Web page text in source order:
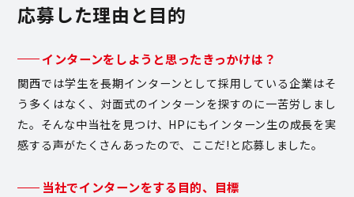
応募した理由と目的
インターンをしようと思ったきっかけは？
関西では学生を長期インターンとして採用している企業はそ
う多くはなく、対面式のインターンを探すのに一苦労しまし
た。そんな中当社を見つけ、HPにもインターン生の成長を実
感する声がたくさんあったので、ここだ!と応募しました。
当社でインターンをする目的、目標